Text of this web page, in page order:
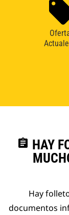
assignment HAY
Hay
documentos